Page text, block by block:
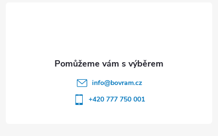
info@bovram.cz
+420 777 750 001